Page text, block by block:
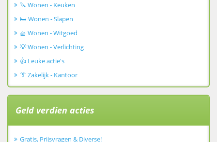
🔪 Wonen - Keuken
🛏️ Wonen - Slapen
🧺 Wonen - Witgoed
💡 Wonen - Verlichting
👍 Leuke actie's
👔 Zakelijk - Kantoor
Geld verdien acties
Gratis, Prijsvragen & Diverse!